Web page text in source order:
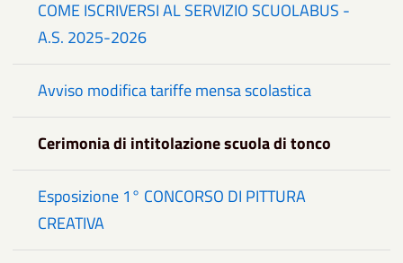
COME ISCRIVERSI AL SERVIZIO SCUOLABUS -
A.S. 2025-2026
Avviso modifica tariffe mensa scolastica
Cerimonia di intitolazione scuola di tonco
Esposizione 1° CONCORSO DI PITTURA
CREATIVA